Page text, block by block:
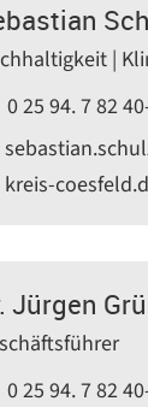
|
0 25 94. 7 82
kreis-
Jürgen
0 25 94. 7 82